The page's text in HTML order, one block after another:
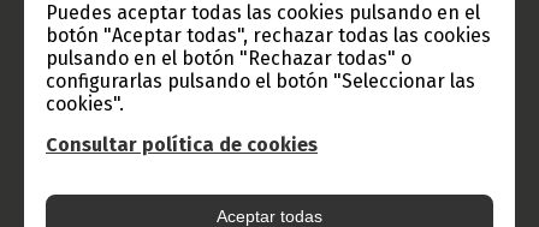
Puedes aceptar todas las cookies pulsando en el
botón "Aceptar todas", rechazar todas las cookies
pulsando en el botón "Rechazar todas" o
configurarlas pulsando el botón "Seleccionar las
cookies".
Consultar política de cookies
Aceptar todas
Radio Nacional de Guinea
Ecuatorial
CATEGORÍAS